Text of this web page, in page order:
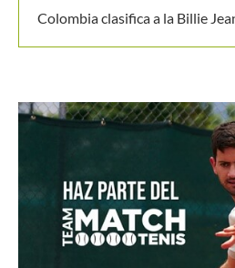
Colombia clasifica a la Billie